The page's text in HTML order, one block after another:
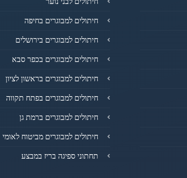
חיתולים למבוגרים בחיפה
חיתולים למבוגרים בירושלים
חיתולים למבוגרים בכפר סבא
חיתולים למבוגרים בראשון לציון
חיתולים למבוגרים בפתח תקווה
חיתולים למבוגרים ברמת גן
חיתולים למבוגרים מביטוח לאומי
תחתוני ספיגה בריז במבצע